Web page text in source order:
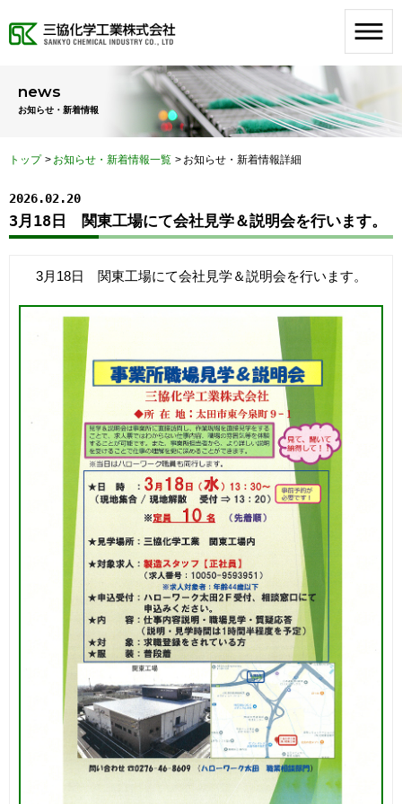
news
お知らせ・新着情報
トップ お知らせ・新着情報一覧 お知らせ・新着情報詳細
2026.02.20
3月18日 関東工場にて会社見学＆説明会を行います。
3月18日 関東工場にて会社見学＆説明会を行います。